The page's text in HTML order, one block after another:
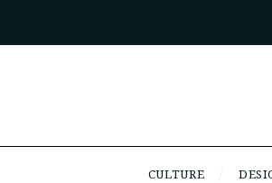
CULTURE